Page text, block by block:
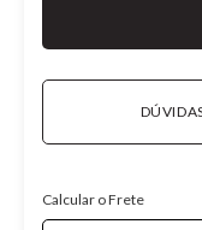
Calcular o Frete